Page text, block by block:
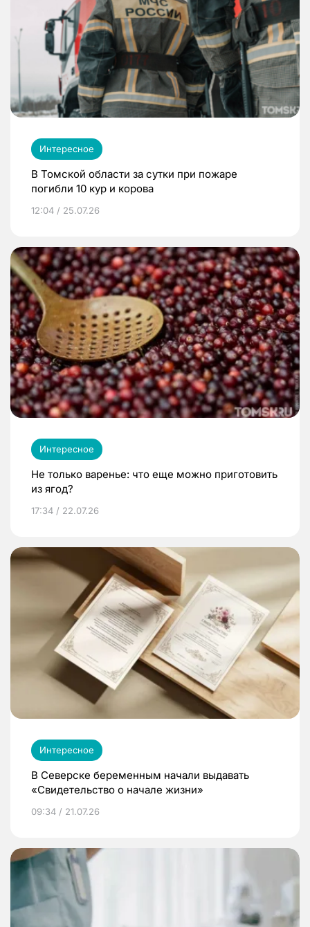
Интересное
В Томской области за сутки при пожаре
погибли 10 кур и корова
12:04 / 25.07.26
Интересное
Не только варенье: что еще можно приготовить
из ягод?
17:34 / 22.07.26
Интересное
В Северске беременным начали выдавать
«Свидетельство о начале жизни»
09:34 / 21.07.26